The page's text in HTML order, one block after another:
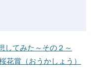
してみた～その２～
花賞（おうかしょう）